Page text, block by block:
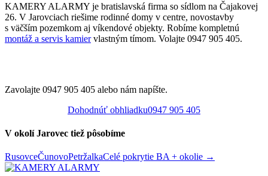
KAMERY ALARMY je bratislavská firma so sídlom na Čajakovej
26. V Jarovciach riešime rodinné domy v centre, novostavby
s väčším pozemkom aj víkendové objekty. Robíme kompletnú
montáž a servis kamiervlastným tímom. Volajte 0947 905 405.
Zavolajte 0947 905 405 alebo nám napíšte.
Dohodnúť obhliadku0947 905 405
V okolí Jarovec tiež pôsobíme
RusovceČunovoPetržalkaCelé pokrytie BA + okolie →